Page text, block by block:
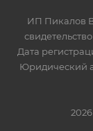
ИП Пикалов
Дата
Юридический